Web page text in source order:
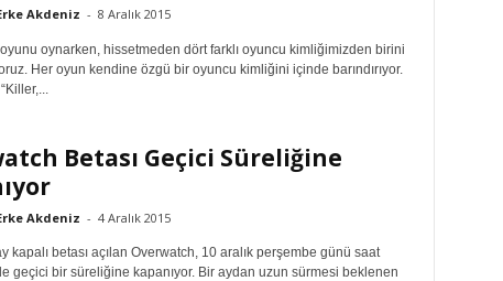
Akdeniz - 8 Aralık 2015
oynarken, hissetmeden dört farklı oyuncu kimliğimizden birini
Her oyun kendine özgü bir oyuncu kimliğini içinde barındırıyor.
Betası Geçici Süreliğine
Akdeniz - 4 Aralık 2015
kapalı betası açılan Overwatch, 10 aralık perşembe günü saat
geçici bir süreliğine kapanıyor. Bir aydan uzun sürmesi beklenen